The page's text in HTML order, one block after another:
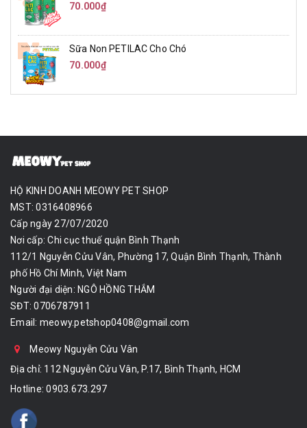
70.000₫
Sữa Non PETILAC Cho Chó
70.000₫
HỘ KINH DOANH MEOWY PET SHOP
MST: 0316408966
Cấp ngày 27/07/2020
Nơi cấp: Chi cục thuế quận Bình Thạnh
112/1 Nguyễn Cửu Vân, Phường 17, Quận Bình Thạnh, Thành
phố Hồ Chí Minh, Việt Nam
Người đại diện: NGÔ HỒNG THẮM
SĐT: 0706787911
Email: meowy.petshop0408@gmail.com
Meowy Nguyễn Cửu Vân
Địa chỉ: 112 Nguyễn Cửu Vân, P.17, Bình Thạnh, HCM
Hotline:0903.673.297